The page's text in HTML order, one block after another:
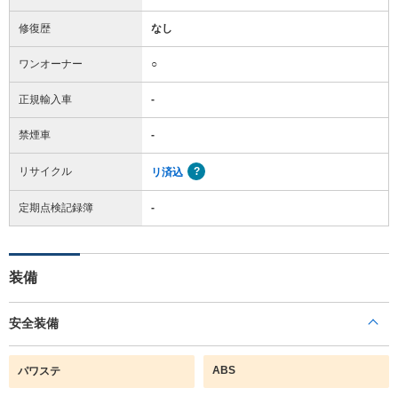
修復歴 なし
ワンオーナー ○
正規輸入車 -
禁煙車 -
リサイクル リ済込
定期点検記録簿 -
装備
安全装備
パワステ ABS